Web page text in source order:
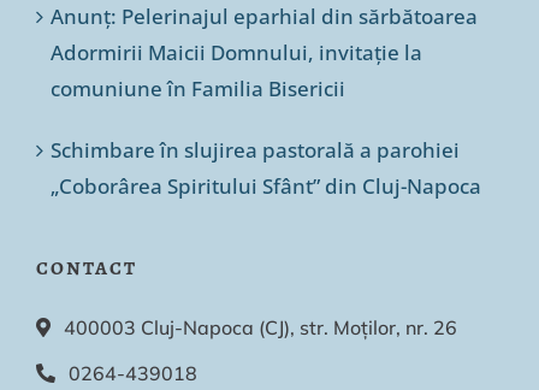
Anunț: Pelerinajul eparhial din sărbătoarea
Adormirii Maicii Domnului, invitație la
comuniune în Familia Bisericii
Schimbare în slujirea pastorală a parohiei
„Coborârea Spiritului Sfânt” din Cluj-Napoca
CONTACT
400003 Cluj-Napoca (CJ), str. Moților, nr. 26
0264-439018